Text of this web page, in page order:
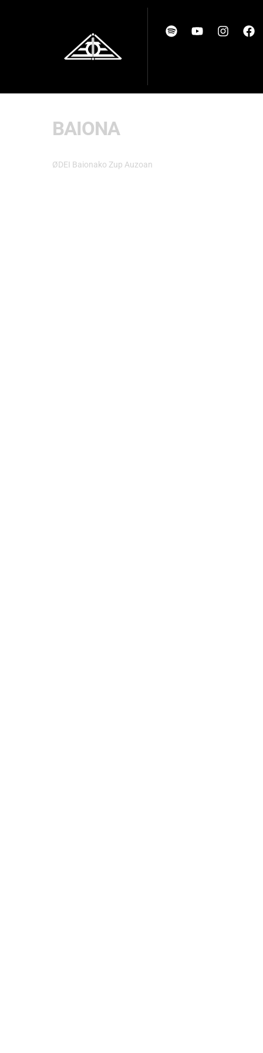
BAIONA
ØDEI Baionako Zup Auzoan